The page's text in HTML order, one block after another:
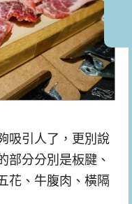
吸引人了，更別說
部分分別是板腱、
花、牛腹肉、橫隔